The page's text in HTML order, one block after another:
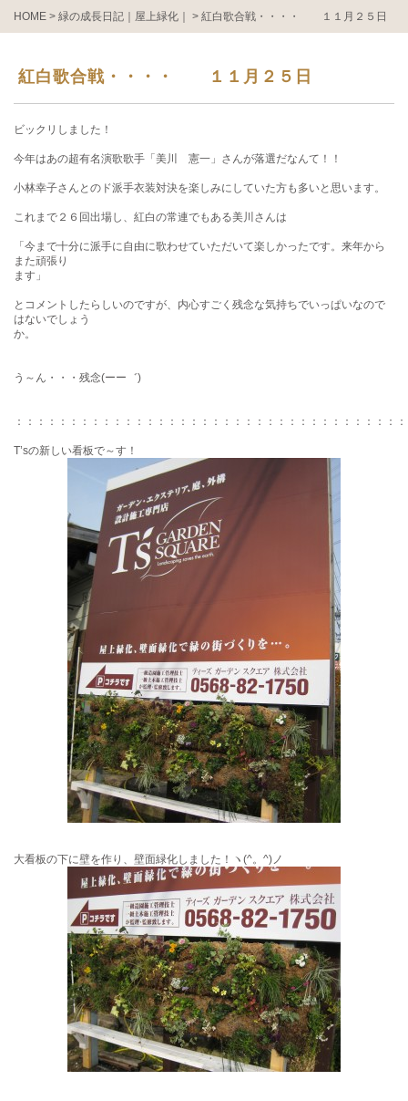
HOME > 緑の成長日記｜屋上緑化｜ > 紅白歌合戦・・・・ １１月２５日
紅白歌合戦・・・・ １１月２５日
ビックリしました！
今年はあの超有名演歌歌手「美川 憲一」さんが落選だなんて！！
小林幸子さんとのド派手衣装対決を楽しみにしていた方も多いと思います。
これまで２６回出場し、紅白の常連でもある美川さんは
「今まで十分に派手に自由に歌わせていただいて楽しかったです。来年から
また頑張り
ます」
とコメントしたらしいのですが、内心すごく残念な気持ちでいっぱいなので
はないでしょう
か。
う～ん・・・残念(ーー゛)
：：：：：：：：：：：：：：：：：：：：：：：：：：：：：：：：：：
T’sの新しい看板で～す！
大看板の下に壁を作り、壁面緑化しました！ヽ(^。^)ノ